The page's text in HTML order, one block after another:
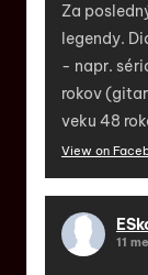
Za
legendy.
- napr.
rokov
veku 48
View on
11